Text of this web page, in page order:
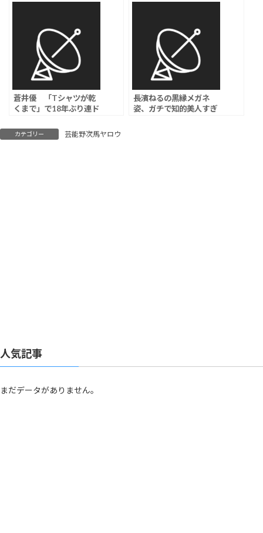
蒼井優 「Tシャツが乾
くまで」で18年ぶり連ド
られることも楽しみ」、
脚本は「silent」の生方
長濱ねるの黒縁メガネ
姿、ガチで知的美人すぎ
カテゴリー 芸能野次馬ヤロウ
人気記事
まだデータがありません。